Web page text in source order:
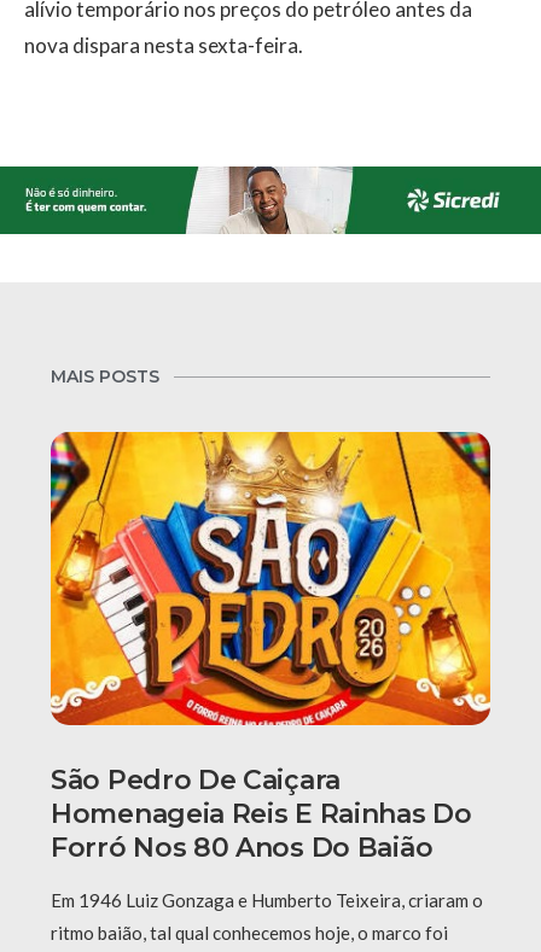
alívio temporário nos preços do petróleo antes da
nova dispara nesta sexta-feira.
MAIS POSTS
São Pedro De Caiçara
Homenageia Reis E Rainhas Do
Forró Nos 80 Anos Do Baião
Em 1946 Luiz Gonzaga e Humberto Teixeira, criaram o
ritmo baião, tal qual conhecemos hoje, o marco foi